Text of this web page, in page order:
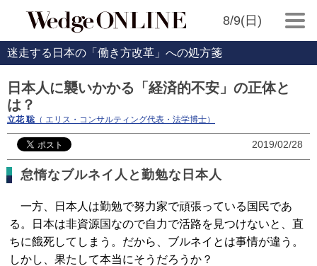
8/9(日)
迷走する日本の「働き方改革」への処方箋
日本人に襲いかかる「経済的不安」の正体と
は？
立花 聡 （ エリス・コンサルティング代表・法学博士）
2019/02/28
怠惰なブルネイ人と勤勉な日本人
一方、日本人は勤勉で努力家で頑張っている国民であ
る。日本は非資源国なので自力で活路を見つけないと、直
ちに餓死してしまう。だから、ブルネイとは事情が違う。
しかし、果たして本当にそうだろうか？